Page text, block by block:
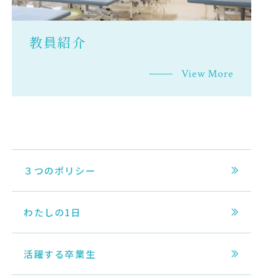
教員紹介
View More
３つのポリシー
わたしの1日
活躍する卒業生